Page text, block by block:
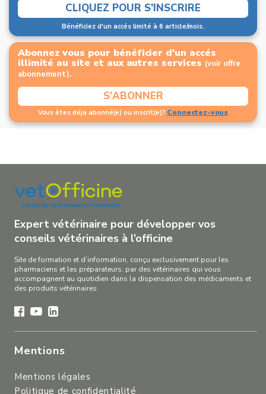
Abonnez vous pour bénéficier d'un accés
illimité au site et aux autres services (voir offre
abonnement).
S'ABONNER
Vous êtes déja abonné(e) ou inscrit(e)? Connectez-vous
CLIQUEZ POUR S'INSCRIRE
Bénéficiez d'un accés limité à 6 article/mois.
Expert vétérinaire pour développer vos
conseils vétérinaires à l’officine
Site de formation et d’information, conçu exclusivement pour les
pharmaciens et les préparateurs, par des vétérinaires qui vous
accompagnent au quotidien dans la dispensation des médicaments et
des produits vétérinaires.
Mentions
Mentions légales
Politique de confidentialité